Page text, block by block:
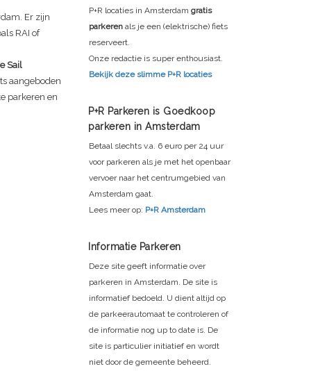
Er zijn
RAI of
Sail
aangeboden
parkeren en
P+R locaties in Amsterdam gratis
parkeren als je een (elektrische) fiets
reserveert.
Onze redactie is super enthousiast.
Bekijk deze slimme P+R locaties
P+R Parkeren is Goedkoop
parkeren in Amsterdam
Betaal slechts v.a. 6 euro per 24 uur
voor parkeren als je met het openbaar
vervoer naar het centrumgebied van
Amsterdam gaat.
Lees meer op: P+R Amsterdam
Informatie Parkeren
Deze site geeft informatie over
parkeren in Amsterdam. De site is
informatief bedoeld. U dient altijd op
de parkeerautomaat te controleren of
de informatie nog up to date is. De
site is particulier initiatief en wordt
niet door de gemeente beheerd.